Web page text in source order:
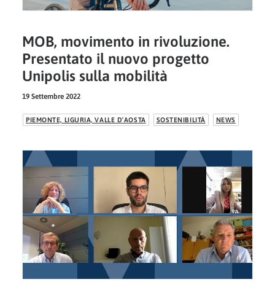
MOB, movimento in rivoluzione.
Presentato il nuovo progetto
Unipolis sulla mobilità
19 Settembre 2022
PIEMONTE, LIGURIA, VALLE D’AOSTA SOSTENIBILITÀ NEWS